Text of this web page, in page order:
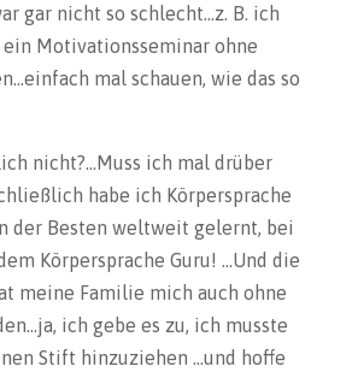
gar nicht so schlecht…z. B. ich
Motivationsseminar ohne
mal schauen, wie das so
nicht?…Muss ich mal drüber
habe ich Körpersprache
der Besten weltweit gelernt, bei
Körpersprache Guru! …Und die
meine Familie mich auch ohne
ich gebe es zu, ich musste
Stift hinzuziehen …und hoffe